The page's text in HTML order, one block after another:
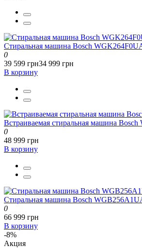
Стиральная машина Bosch
0
39 599 грн34 999 грн
В корзину
Встраиваемая стиральная машина
0
48 999 грн
В корзину
Стиральная машина Bosch
0
66 999 грн
В корзину
-8%
Акция